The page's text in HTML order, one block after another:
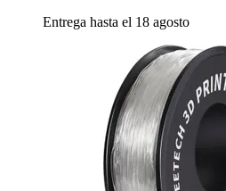
Entrega hasta el 18 agosto